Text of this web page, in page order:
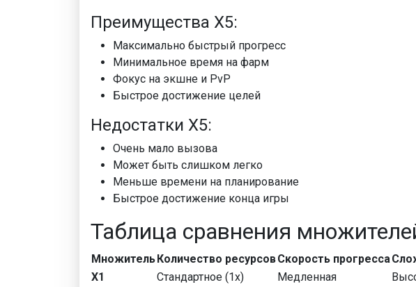
Преимущества X5:
Максимально быстрый прогресс
Минимальное время на фарм
Фокус на экшне и PvP
Быстрое достижение целей
Недостатки X5:
Очень мало вызова
Может быть слишком легко
Меньше времени на планирование
Быстрое достижение конца игры
Таблица сравнения
МножительКоличество ресурсовСкорость прогресса
X1
Стандартное (1x) Медленная